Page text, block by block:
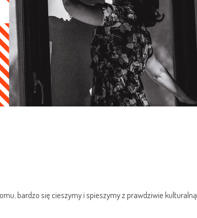
bardzo się cieszymy i spieszymy z prawdziwie kulturalną